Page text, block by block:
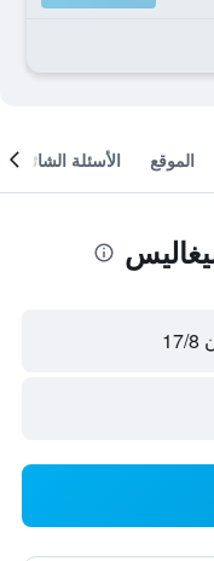
الموقع الأسئلة الشائعة
8